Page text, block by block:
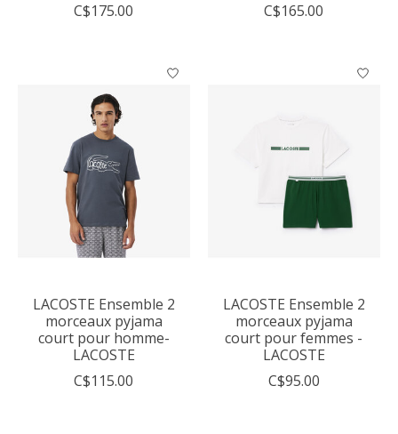
C$175.00
C$165.00
LACOSTE Ensemble 2
morceaux pyjama
court pour homme-
LACOSTE
C$115.00
LACOSTE Ensemble 2
morceaux pyjama
court pour femmes -
LACOSTE
C$95.00